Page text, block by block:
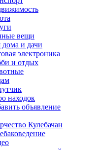
вещи
дома и дачи
электроника
и отдых
находок
объявление
Кулебачан